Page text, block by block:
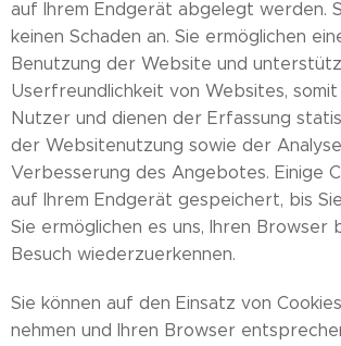
auf Ihrem Endgerät abgelegt werden.
keinen Schaden an. Sie ermöglichen
Benutzung der Website und
Userfreundlichkeit von Websites, somit
Nutzer und dienen der Erfassung
der Websitenutzung sowie der
Verbesserung des Angebotes. Einige
auf Ihrem Endgerät gespeichert, bis
Sie ermöglichen es uns, Ihren Browser
Besuch wiederzuerkennen.
Sie können auf den Einsatz von
nehmen und Ihren Browser